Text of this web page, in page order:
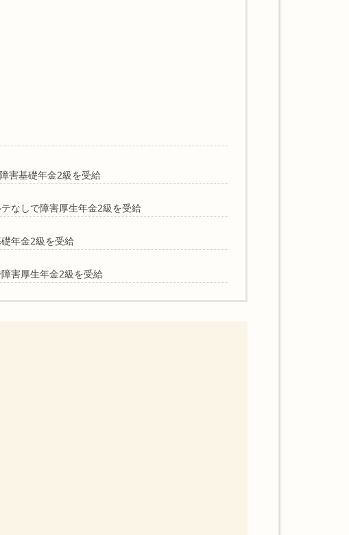
害基礎年金2級を受給
なしで障害厚生年金2級を受給
年金2級を受給
害厚生年金2級を受給